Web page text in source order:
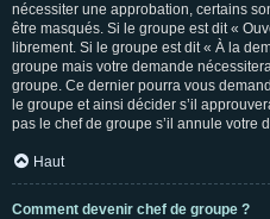
nécessiter une approbation, certains
être masqués. Si le groupe est dit «
librement. Si le groupe est dit « À la
groupe mais votre demande
groupe. Ce dernier pourra vous
le groupe et ainsi décider s’il
pas le chef de groupe s’il annule votre
Haut
Comment devenir chef de groupe ?